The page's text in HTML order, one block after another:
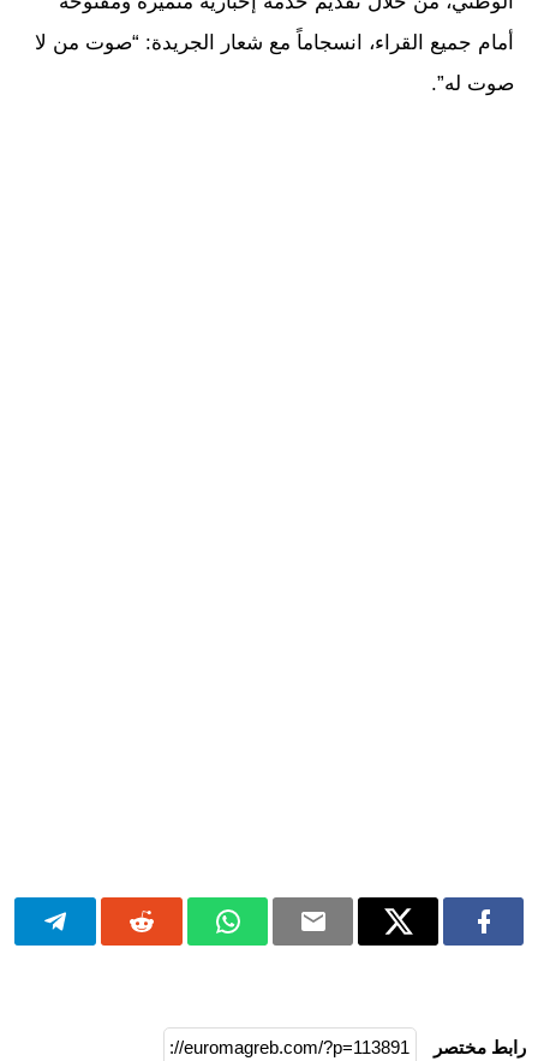
أمام جميع القراء، انسجاماً مع شعار الجريدة: “صوت من لا
صوت له”.
رابط مختصر